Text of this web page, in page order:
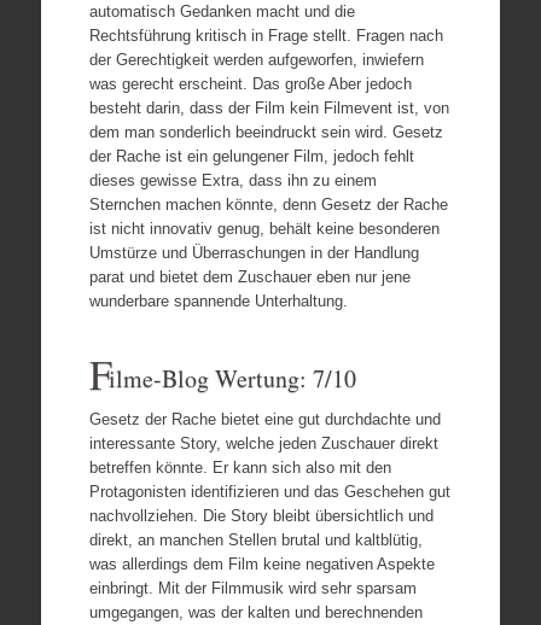
automatisch Gedanken macht und die
Rechtsführung kritisch in Frage stellt. Fragen nach
der Gerechtigkeit werden aufgeworfen, inwiefern
was gerecht erscheint. Das große Aber jedoch
besteht darin, dass der Film kein Filmevent ist, von
dem man sonderlich beeindruckt sein wird. Gesetz
der Rache ist ein gelungener Film, jedoch fehlt
dieses gewisse Extra, dass ihn zu einem
Sternchen machen könnte, denn Gesetz der Rache
ist nicht innovativ genug, behält keine besonderen
Umstürze und Überraschungen in der Handlung
parat und bietet dem Zuschauer eben nur jene
wunderbare spannende Unterhaltung.
Filme-Blog Wertung: 7/10
Gesetz der Rache bietet eine gut durchdachte und
interessante Story, welche jeden Zuschauer direkt
betreffen könnte. Er kann sich also mit den
Protagonisten identifizieren und das Geschehen gut
nachvollziehen. Die Story bleibt übersichtlich und
direkt, an manchen Stellen brutal und kaltblütig,
was allerdings dem Film keine negativen Aspekte
einbringt. Mit der Filmmusik wird sehr sparsam
umgegangen, was der kalten und berechnenden